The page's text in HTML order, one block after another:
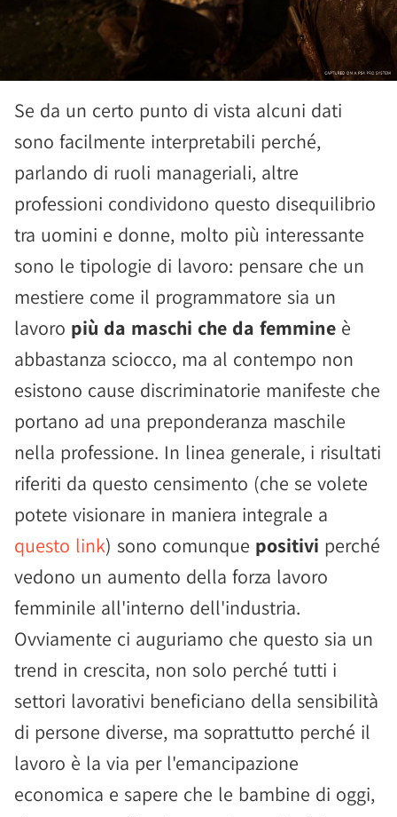
Se da un certo punto di vista alcuni dati
sono facilmente interpretabili perché,
parlando di ruoli manageriali, altre
professioni condividono questo disequilibrio
tra uomini e donne, molto più interessante
sono le tipologie di lavoro: pensare che un
mestiere come il programmatore sia un
lavoro più da maschi che da femmine è
abbastanza sciocco, ma al contempo non
esistono cause discriminatorie manifeste che
portano ad una preponderanza maschile
nella professione. In linea generale, i risultati
riferiti da questo censimento (che se volete
potete visionare in maniera integrale a
questo link) sono comunque positivi perché
vedono un aumento della forza lavoro
femminile all'interno dell'industria.
Ovviamente ci auguriamo che questo sia un
trend in crescita, non solo perché tutti i
settori lavorativi beneficiano della sensibilità
di persone diverse, ma soprattutto perché il
lavoro è la via per l'emancipazione
economica e sapere che le bambine di oggi,